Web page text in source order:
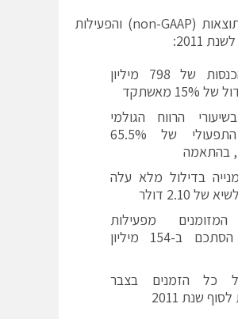
עיקרי התוצאות (non-GAAP) והפעילות
2011:
שיא בהכנסות של 798 מיליון
מאשתקד
הרווח הגולמי
והרווח התפעולי של 65.5%
בדילול מלא עלה
מפעילות
שוטפת הסתכם ב-154 מיליון
כל הזמנים בצבר
שנת 2011